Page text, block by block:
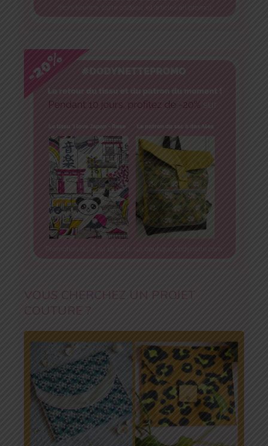
VOUS CHERCHEZ UN PROJET
COUTURE ?